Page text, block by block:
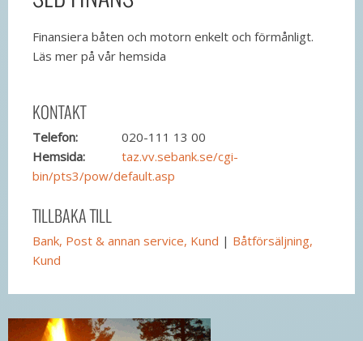
Finansiera båten och motorn enkelt och förmånligt.
Läs mer på vår hemsida
KONTAKT
Telefon:
020-111 13 00
Hemsida:
taz.vv.sebank.se/cgi-
bin/pts3/pow/default.asp
TILLBAKA TILL
Bank, Post & annan service, Kund | Båtförsäljning,
Kund